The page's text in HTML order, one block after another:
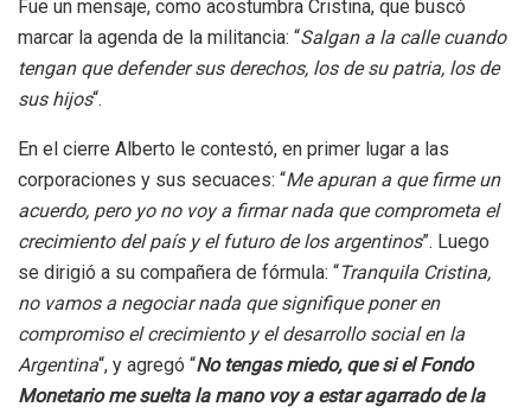
Fue un mensaje, como acostumbra Cristina, que buscó
marcar la agenda de la militancia: “Salgan a la calle cuando
tengan que defender sus derechos, los de su patria, los de
sus hijos“.
En el cierre Alberto le contestó, en primer lugar a las
corporaciones y sus secuaces: “Me apuran a que firme un
acuerdo, pero yo no voy a firmar nada que comprometa el
crecimiento del país y el futuro de los argentinos”. Luego
se dirigió a su compañera de fórmula: “Tranquila Cristina,
no vamos a negociar nada que signifique poner en
compromiso el crecimiento y el desarrollo social en la
Argentina“, y agregó “No tengas miedo, que si el Fondo
Monetario me suelta la mano voy a estar agarrado de la